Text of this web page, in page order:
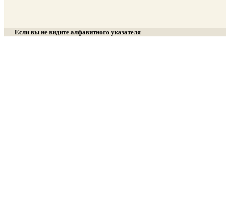
Если вы не видите алфавитного указателя